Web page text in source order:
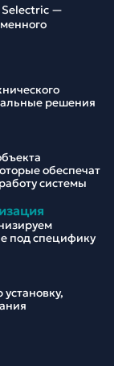
Selectric —
решения
обеспечат
системы
под специфику